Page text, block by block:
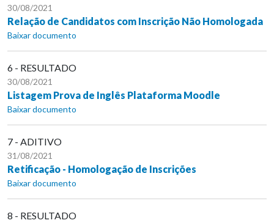
30/08/2021
Relação de Candidatos com Inscrição Não Homologada
Baixar documento
6 - RESULTADO
30/08/2021
Listagem Prova de Inglês Plataforma Moodle
Baixar documento
7 - ADITIVO
31/08/2021
Retificação - Homologação de Inscrições
Baixar documento
8 - RESULTADO